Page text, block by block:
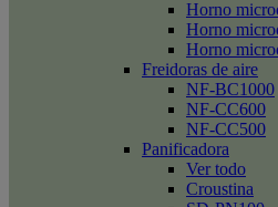
Horno
Horno
Horno
Freidoras de aire
NF-BC1000
NF-CC600
NF-CC500
Panificadora
Ver todo
Croustina